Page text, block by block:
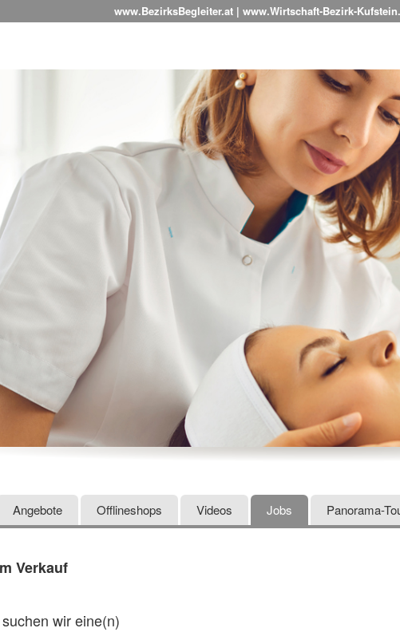
www.BezirksBegleiter.at | www.Wirtschaft-Bezirk-
Angebote Offlineshops Videos Jobs Panorama-
Verkauf
wir eine(n)